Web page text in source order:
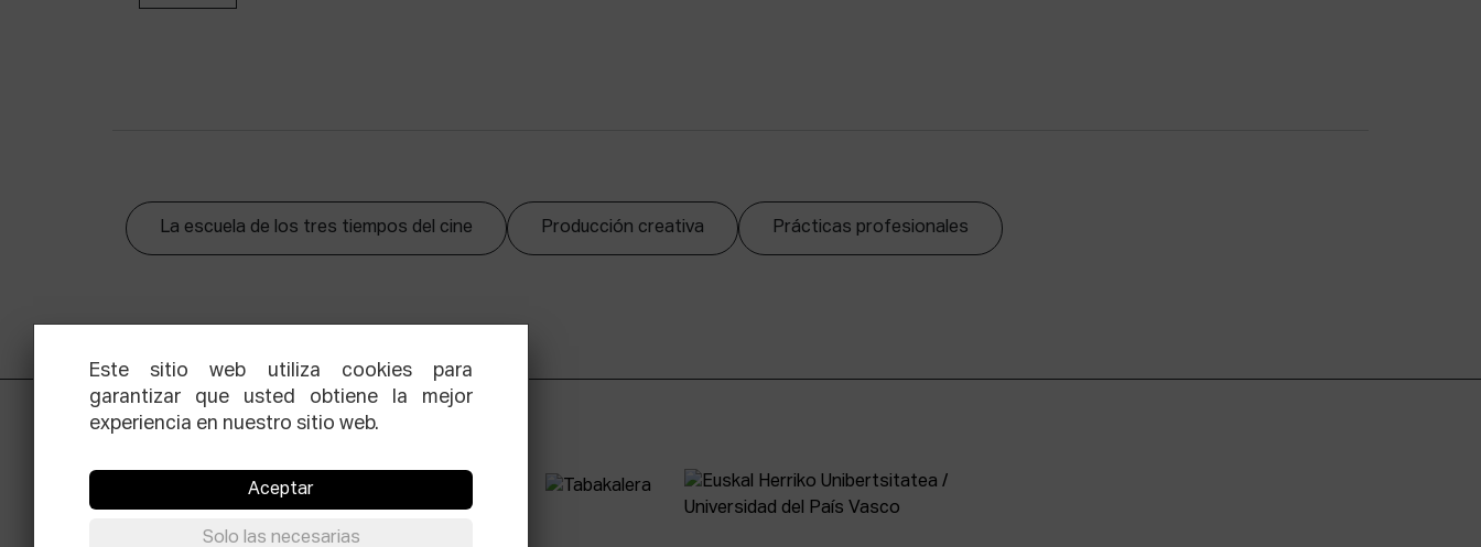
La escuela de los tres tiempos del cine Producción creativa Prácticas profesionales
Este sitio web utiliza cookies para
garantizar que usted obtiene la mejor
experiencia en nuestro sitio web.
Aceptar
Solo las necesarias